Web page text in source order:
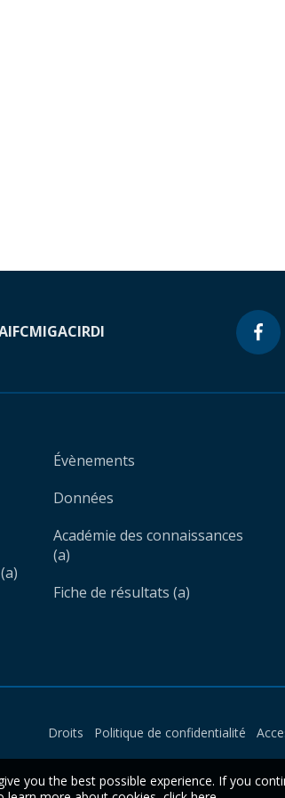
IFCMIGACIRDI
Évènements
Données
Académie des connaissances
(a)
Fiche de résultats (a)
Droits Politique de confidentialité
you the best possible experience. If you